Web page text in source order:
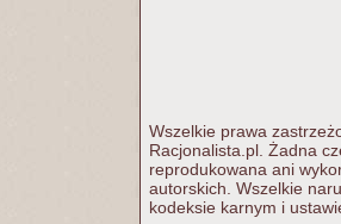
Wszelkie prawa
Racjonalista.pl. Żadna
reprodukowana ani
autorskich. Wszelkie
kodeksie karnym i